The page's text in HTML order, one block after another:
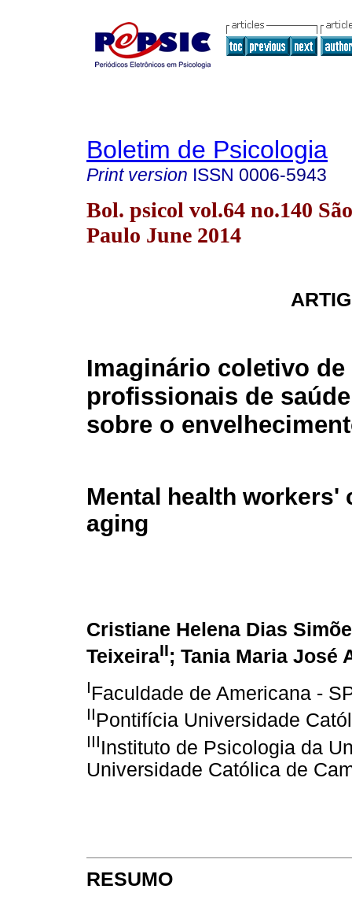
Boletim de Psicologia
Print version ISSN 0006-5943
Bol. psicol vol.64 no.140 São
Paulo June 2014
Imaginário coletivo de
profissionais de
sobre o
Mental health
aging
Cristiane Helena Dias
TeixeiraII; Tania Maria José
IFaculdade de Americana -
IIPontifícia Universidade
IIIInstituto de Psicologia da
Universidade Católica de
RESUMO